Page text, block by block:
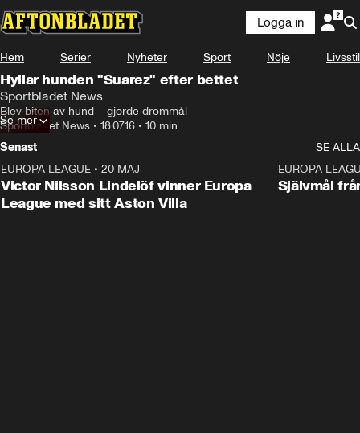
Logga in
Hem Serier Nyheter Sport Nöje Livsstil
Hyllar hunden "Suarez" efter bettet
Sportbladet News
Blev biten av hund – gjorde drömmål
Sportbladet News • 18.07.16 • 10 min
Se mer
Senast
SE ALLA
EUROPA LEAGUE • 20 MAJ
Victor Nilsson Lindelöf vinner Europa
League med sitt Aston Villa
EUROPA
Självmål